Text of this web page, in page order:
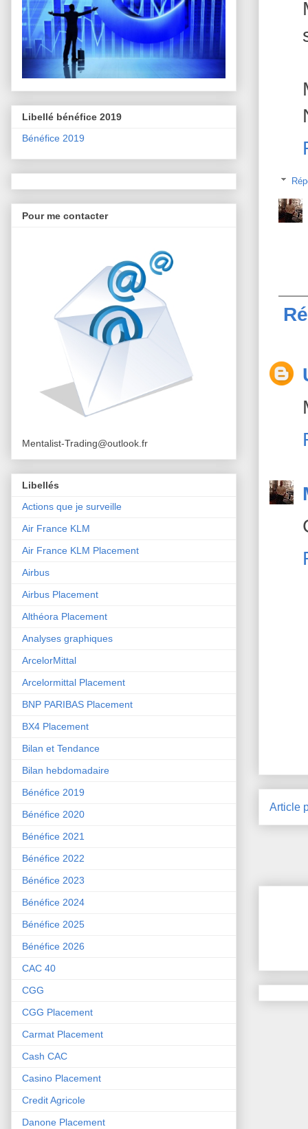
Article
Libellé bénéfice 2019
Bénéfice 2019
Pour me contacter
Mentalist-Trading@outlook.fr
Libellés
Actions que je surveille
Air France KLM
Air France KLM Placement
Airbus
Airbus Placement
Althéora Placement
Analyses graphiques
ArcelorMittal
Arcelormittal Placement
BNP PARIBAS Placement
BX4 Placement
Bilan et Tendance
Bilan hebdomadaire
Bénéfice 2019
Bénéfice 2020
Bénéfice 2021
Bénéfice 2022
Bénéfice 2023
Bénéfice 2024
Bénéfice 2025
Bénéfice 2026
CAC 40
CGG
CGG Placement
Carmat Placement
Cash CAC
Casino Placement
Credit Agricole
Danone Placement